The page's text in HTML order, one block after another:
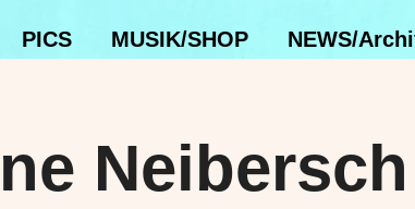
PICS MUSIK/SHOP NEWS/